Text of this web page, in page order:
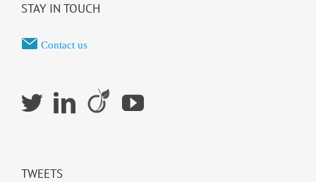
STAY IN TOUCH
Contact us
TWEETS